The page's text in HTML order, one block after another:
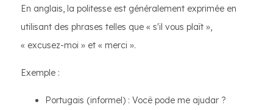
En anglais, la politesse est généralement exprimée en
utilisant des phrases telles que « s'il vous plaît »,
« excusez-moi » et « merci ».
Exemple :
Portugais (informel) : Você pode me ajudar ?